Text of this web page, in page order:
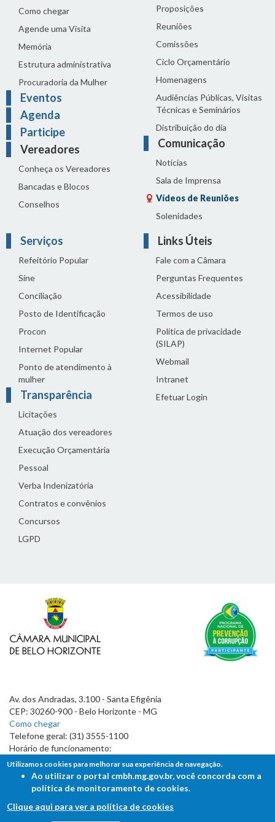
Como chegar
Agende uma Visita
Memória
Estrutura administrativa
Procuradoria da Mulher
Eventos
Agenda
Participe
Vereadores
Conheça os Vereadores
Bancadas e Blocos
Conselhos
Proposições
Reuniões
Comissões
Ciclo Orçamentário
Homenagens
Audiências Públicas, Visitas
Técnicas e Seminários
Distribuição do dia
Comunicação
Notícias
Sala de Imprensa
Vídeos de Reuniões
Solenidades
Serviços
Refeitório Popular
Sine
Conciliação
Posto de Identificação
Procon
Internet Popular
Ponto de atendimento à
mulher
Transparência
Licitações
Atuação dos vereadores
Execução Orçamentária
Pessoal
Verba Indenizatória
Contratos e convênios
Concursos
LGPD
Links Úteis
Fale com a Câmara
Perguntas Frequentes
Acessibilidade
Termos de uso
Política de privacidade
(SILAP)
Webmail
Intranet
Efetuar Login
Av. dos Andradas, 3.100 - Santa Efigênia
CEP: 30260-900 - Belo Horizonte - MG
Como chegar
Telefone geral: (31) 3555-1100
Horário de funcionamento:
7h às 19h
Utilizamos cookies para melhorar sua experiência de navegação.
Ao utilizar o portal cmbh.mg.gov.br, você concorda com a
política de monitoramento de cookies.
Clique aqui para ver a política de cookies